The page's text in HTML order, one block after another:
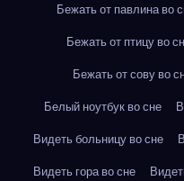
Бежать от павлина во
Бежать от птицу во
Бежать от сову во
Белый ноутбук во сне
Видеть больницу во сне
Видеть гора во сне